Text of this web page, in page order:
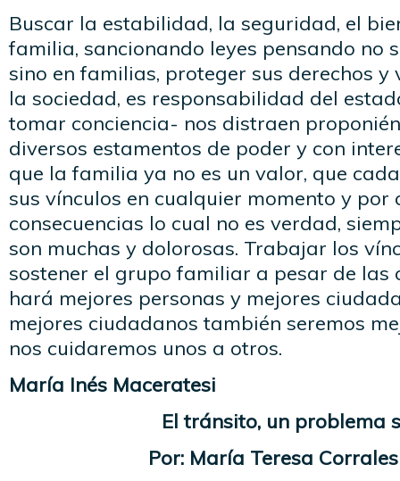
Buscar la estabilidad, la seguridad, el
familia, sancionando leyes pensando no
sino en familias, proteger sus derechos y
la sociedad, es responsabilidad del
tomar conciencia- nos distraen
diversos estamentos de poder y con
que la familia ya no es un valor, que
sus vínculos en cualquier momento y por
consecuencias lo cual no es verdad,
son muchas y dolorosas. Trabajar los
sostener el grupo familiar a pesar de las
hará mejores personas y mejores
mejores ciudadanos también seremos
nos cuidaremos unos a otros.
María Inés Maceratesi
El tránsito, un problema
Por: María Teresa